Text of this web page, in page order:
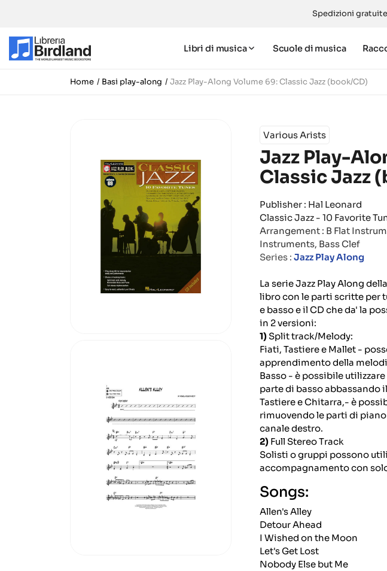
Spedizioni
Libri di musica Scuole di musica
Home Basi play-along Jazz Play-Along Volume 69: Classic Jazz (book/CD)
Various Arists
Jazz Play-
Classic Jazz
Publisher : Hal Leonard
Classic Jazz - 10 Favorite
Arrangement : B Flat
Instruments, Bass Clef
Series : Jazz Play Along
La serie Jazz Play Along
libro con le parti scritte per
e basso e il CD che da' la
in 2 versioni:
1) Split track/Melody:
Fiati, Tastiere e Mallet -
apprendimento della
Basso - è possibile
parte di basso abbassando
Tastiere e Chitarra,- è
rimuovendo le parti di
canale destro.
2) Full Stereo Track
Solisti o gruppi possono
accompagnamento con
Songs:
Allen's Alley
Detour Ahead
I Wished on the Moon
Let's Get Lost
Nobody Else but Me